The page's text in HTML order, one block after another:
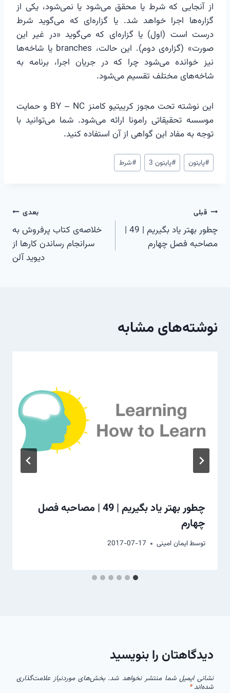
از آنجایی که شرط یا محقق می‌شود یا نمی‌شود، یکی از
گزاره‌ها اجرا خواهد شد. یا گزاره‌ای که می‌گوید شرط
درست است (اول) یا گزاره‌ای که می‌گوید «در غیر این
صورت» (گزاره‌ی دوم). این حالت، branches یا شاخه‌ها
نیز خوانده می‌شود چرا که در جریان اجرا، برنامه به
شاخه‌های مختلف تقسیم می‌شود.
این نوشته تحت مجوز کرییتیو کامنز BY – NC و حمایت
موسسه تحقیقاتی رامونا ارائه می‌شود. شما می‌توانید با
توجه به مفاد این گواهی از آن استفاده کنید.
برچسب‌های
نوشته:
#پایتون #پایتون 3 #شرط
راهبری
نوشته
قبلی
چطور بهتر یاد بگیریم | 49 |
مصاحبه فصل چهارم
بعدی
خلاصه‌ی کتاب پرفروش به
سرانجام رساندن کارها از
دیوید آلن
نوشته‌های مشابه
چطور بهتر یاد بگیریم | 49 | مصاحبه فصل
چهارم
توسطایمان امینی 2017-07-17
دیدگاهتان را بنویسید
نشانی ایمیل شما منتشر نخواهد شد. بخش‌های موردنیاز علامت‌گذاری
شده‌اند*